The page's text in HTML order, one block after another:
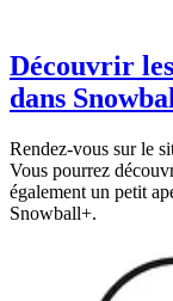
Découvrir
dans
Rendez-vous sur le
Vous pourrez
également un petit
Snowball+.